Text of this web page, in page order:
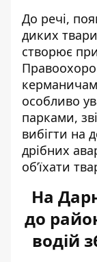
До речі,
диких
створює
керманичам
особливо
парками,
вибігти на
дрібних
об’їхати
На
до
водій